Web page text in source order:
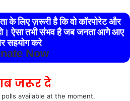
के लिए ज़रूरी है कि वो कॉरपोरेट और
ऐसा तभी संभव है जब जनता आगे आए
सहयोग करे
Now
जरूर दे
available at the moment.